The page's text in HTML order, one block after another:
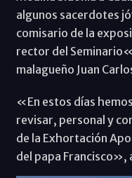
algunos sacerdotes
comisario de la
rector del
malagueño Juan
«En estos días
revisar, personal y
de la Exhortación
del papa Francisco»,